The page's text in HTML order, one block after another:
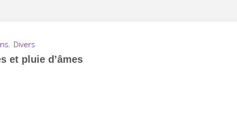
, Divers
et pluie d’âmes